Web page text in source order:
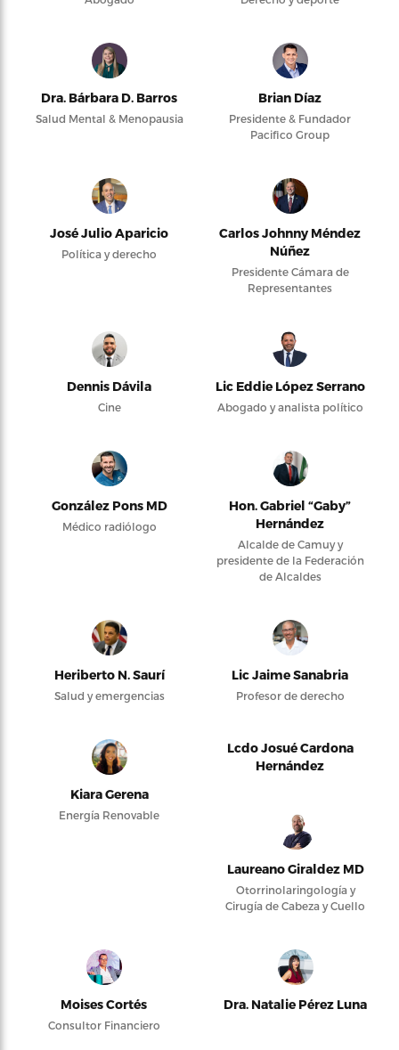
Dra. Bárbara D. Barros
Salud Mental & Menopausia
Brian Díaz
Presidente & Fundador
Pacifico Group
José Julio Aparicio
Política y derecho
Carlos Johnny Méndez
Núñez
Presidente Cámara de
Representantes
Dennis Dávila
Cine
Lic Eddie López Serrano
Abogado y analista político
González Pons MD
Médico radiólogo
Hon. Gabriel “Gaby”
Hernández
Alcalde de Camuy y
presidente de la Federación
de Alcaldes
Heriberto N. Saurí
Salud y emergencias
Lic Jaime Sanabria
Profesor de derecho
Kiara Gerena
Energía Renovable
Lcdo Josué Cardona
Hernández
Laureano Giraldez MD
Otorrinolaringología y
Cirugía de Cabeza y Cuello
Moises Cortés
Consultor Financiero
Dra. Natalie Pérez Luna